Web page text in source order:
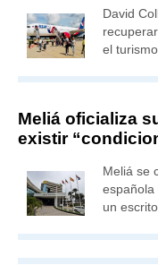
David
el
Meliá oficializa
existir
Meliá se
española
un